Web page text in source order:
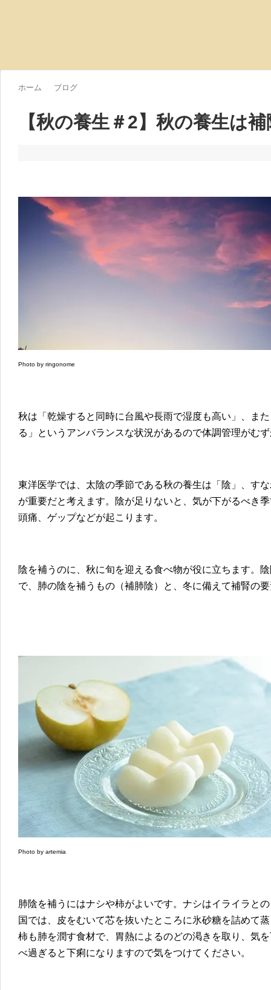
ホーム ブログ
【秋の養生＃2】秋の養生は
Photo by ringonome
秋は「乾燥すると同時に台風や長雨で湿度も高い」、ま
る」というアンバランスな状況があるので体調管理がむ
東洋医学では、太陰の季節である秋の養生は「陰」、す
が重要だと考えます。陰が足りないと、気が下がるべき
頭痛、ゲップなどが起こります。
陰を補うのに、秋に旬を迎える食べ物が役に立ちます。
で、肺の陰を補うもの（補肺陰）と、冬に備えて補腎の
Photo by artemia
肺陰を補うにはナシや柿がよいです。ナシはイライラと
国では、皮をむいて芯を抜いたところに氷砂糖を詰めて
柿も肺を潤す食材で、胃熱によるのどの渇きを取り、気
べ過ぎると下痢になりますので気をつけてください。